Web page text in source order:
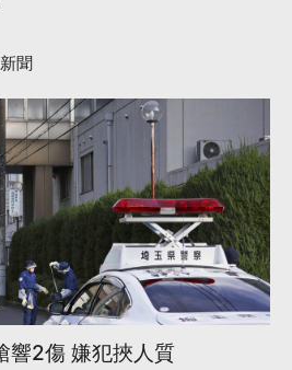
聞
響2傷 嫌犯挾人質